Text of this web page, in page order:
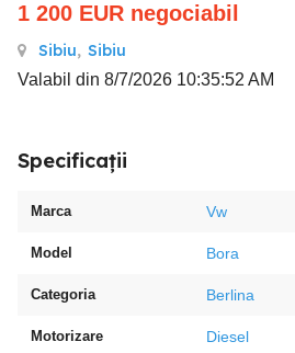
1 200 EUR negociabil
Sibiu, Sibiu
Valabil din 8/7/2026 10:35:52 AM
Specificații
Marca Vw
Model Bora
Categoria Berlina
Motorizare Diesel